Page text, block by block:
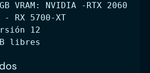
VRAM: NVIDIA -RTX 2060
- RX 5700-XT
12
libres